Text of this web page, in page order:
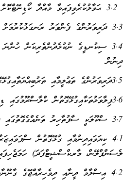
3.3 ދަރިވަރުންގެ ފެންވަރު ރަނގަޅުކުރުމަށް ކުރަންޖެހޭ ހުރިހާ މަސައްކަތެއް ލަސްނުކޮށް ކުރުން
3.4 ސިކުނޑީގެ ނުކުޅެދުންތެރިކަން
ދިނުން
3.5ދަރިވަރުންގެ ތަޢުލީމާއި ތަރުބިއްޔަތާއިގުޅޭގޮތުން ބެލެނިވެރިންނާއި (ރެގިއުލަރކޮށް) މަޢުލޫމާތު ޙިއްސާކުރުން
3.6ފިލާވަޅުތަކާއިގުޅޭގޮތުން ކްލާސްރޫމުގައި ޑިސްޕްލޭކުރުން
3.7 ސްކޫލަކީ ސާފުތާހިރު ތަނެއްގެގޮތުގައި ދެމެހެއްޓުމަށް ދަރިވަރުން ލައްވާ މަސައްކަތްކުރުވުން
4.1 ކިޔަވައިދިނުމާއި ގުޅޭގޮތުން
ލެސަންޕްލޭން، މާރކްސްޝީޓްފަދަ)
4.2 އިސްލާމް ދީނާއި ދިވެހިރާއްޖޭގެ